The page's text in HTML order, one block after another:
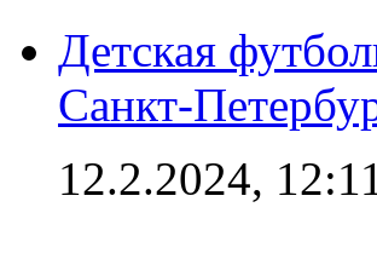
Детская
Санкт-
12.2.2024,